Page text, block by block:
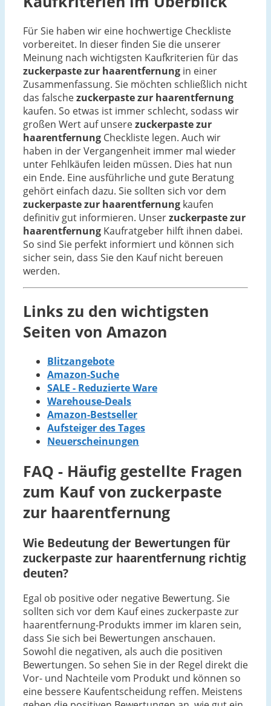
Für Sie haben wir eine hochwertige Checkliste
vorbereitet. In dieser finden Sie die unserer
Meinung nach wichtigsten Kaufkriterien für das
zuckerpaste zur haarentfernung in einer
Zusammenfassung. Sie möchten schließlich nicht
das falschezuckerpaste zur haarentfernung
kaufen. So etwas ist immer schlecht, sodass wir
großen Wert auf unserezuckerpaste zur
haarentfernung Checkliste legen. Auch wir
haben in der Vergangenheit immer mal wieder
unter Fehlkäufen leiden müssen. Dies hat nun
ein Ende. Eine ausführliche und gute Beratung
gehört einfach dazu. Sie sollten sich vor dem
zuckerpaste zur haarentfernung kaufen
definitiv gut informieren. Unserzuckerpaste zur
haarentfernung Kaufratgeber hilft ihnen dabei.
So sind Sie perfekt informiert und können sich
sicher sein, dass Sie den Kauf nicht bereuen
werden.
Links zu den wichtigsten
Seiten von Amazon
Blitzangebote
Amazon-Suche
SALE - Reduzierte Ware
Warehouse-Deals
Amazon-Bestseller
Aufsteiger des Tages
Neuerscheinungen
FAQ - Häufig gestellte Fragen
zum Kauf von zuckerpaste
zur haarentfernung
Wie Bedeutung der Bewertungen für
zuckerpaste zur haarentfernung richtig
deuten?
Egal ob positive oder negative Bewertung. Sie
sollten sich vor dem Kauf eines zuckerpaste zur
haarentfernung-Produkts immer im klaren sein,
dass Sie sich bei Bewertungen anschauen.
Sowohl die negativen, als auch die positiven
Bewertungen. So sehen Sie in der Regel direkt die
Vor- und Nachteile vom Produkt und können so
eine bessere Kaufentscheidung reffen. Meistens